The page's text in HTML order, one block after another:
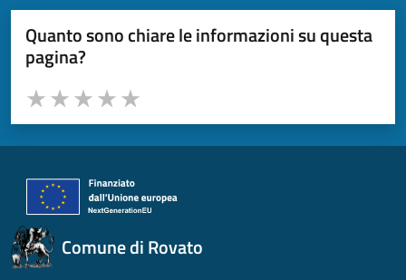
Quanto sono chiare le informazioni su questa
pagina?
Valuta da 1 a 5 stelle la pagina
Valuta 5 stelle su 5
Valuta 4 stelle su 5
Valuta 3 stelle su 5
Valuta 2 stelle su 5
Valuta 1 stelle su 5
Comune di Rovato